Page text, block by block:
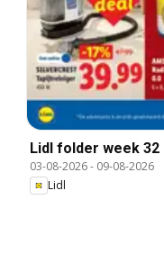
Lidl folder week 32
03-08-2026- 09-08-2026
Lidl